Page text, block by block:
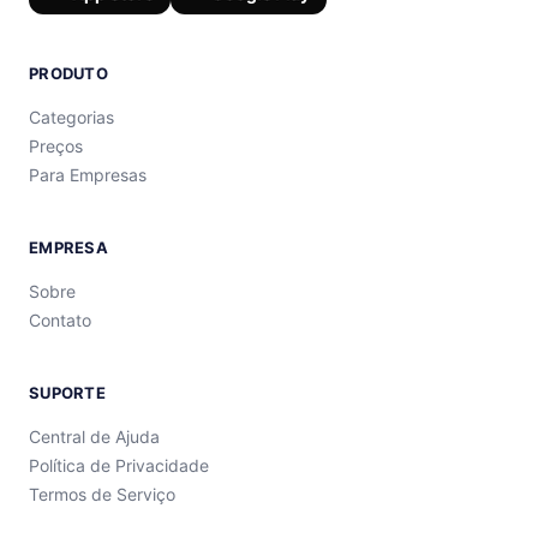
PRODUTO
Categorias
Preços
Para Empresas
EMPRESA
Sobre
Contato
SUPORTE
Central de Ajuda
Política de Privacidade
Termos de Serviço